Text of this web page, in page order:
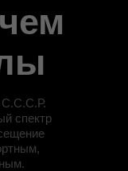
С.С.С.Р.
спектр